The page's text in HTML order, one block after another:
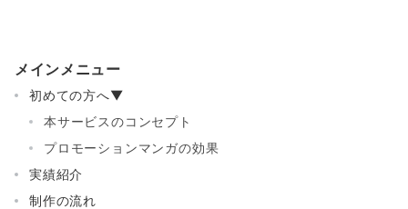
ー
ジ
送
り
メインメニュー
初めての方へ▼
本サービスのコンセプト
プロモーションマンガの効果
実績紹介
制作の流れ